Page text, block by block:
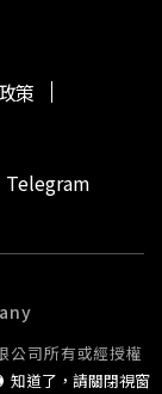
都有調整手機
知道了，請關閉視窗
策
Telegram
公司所有或經授權
或公開傳輸。